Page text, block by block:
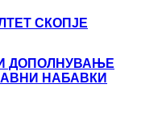
СКОПЈE
ДОПОЛНУВАЊЕ
НАБАВКИ